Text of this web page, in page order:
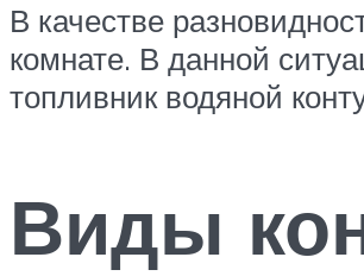
В качестве
комнате. В данной
топливник водяной
Виды